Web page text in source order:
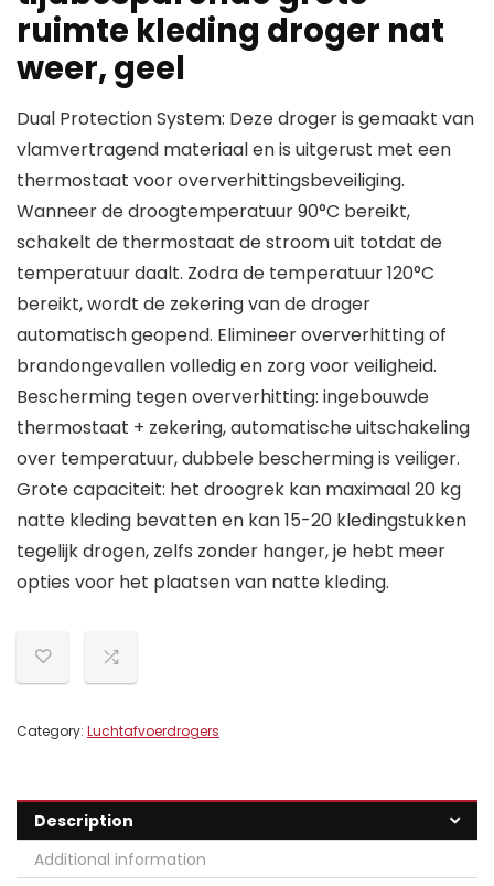
ruimte kleding droger nat
weer, geel
Dual Protection System: Deze droger is gemaakt van
vlamvertragend materiaal en is uitgerust met een
thermostaat voor oververhittingsbeveiliging.
Wanneer de droogtemperatuur 90°C bereikt,
schakelt de thermostaat de stroom uit totdat de
temperatuur daalt. Zodra de temperatuur 120°C
bereikt, wordt de zekering van de droger
automatisch geopend. Elimineer oververhitting of
brandongevallen volledig en zorg voor veiligheid.
Bescherming tegen oververhitting: ingebouwde
thermostaat + zekering, automatische uitschakeling
over temperatuur, dubbele bescherming is veiliger.
Grote capaciteit: het droogrek kan maximaal 20 kg
natte kleding bevatten en kan 15-20 kledingstukken
tegelijk drogen, zelfs zonder hanger, je hebt meer
opties voor het plaatsen van natte kleding.
Category: Luchtafvoerdrogers
Description
Additional information